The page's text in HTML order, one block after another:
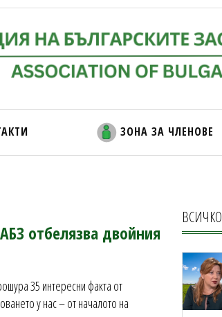
ЗОНА ЗА ЧЛЕНОВЕ
отбелязва двойния
35 интересни факта от
у нас – от началото на
ВСИЧКО